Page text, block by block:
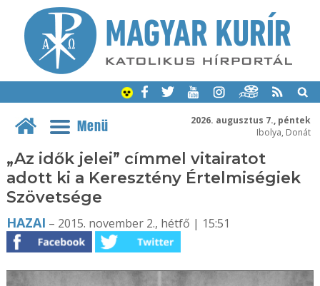
2026. augusztus 7., péntek
Ibolya, Donát
Menü
„Az idők jelei” címmel vitairatot
adott ki a Keresztény Értelmiségiek
Szövetsége
HAZAI – 2015. november 2., hétfő | 15:51